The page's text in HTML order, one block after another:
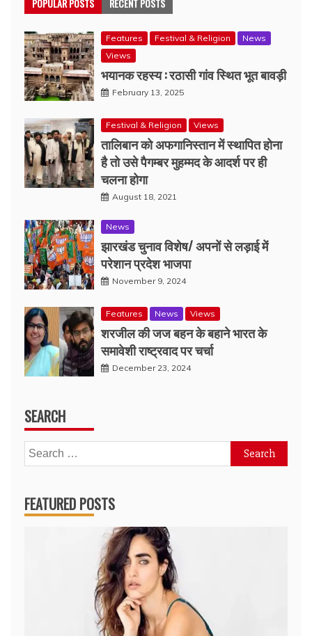
Features Festival & Religion
News
Views
भयानक रहस्य : रठासी गांव स्थित भूत बावड़ी
February 13, 2025
Festival & Religion Views
तालिबान को अफगानिस्तान में स्थापित होना
है तो उसे पैगम्बर मुहम्मद के आदर्श पर ही
चलना होगा
August 18, 2021
News
झारखंड चुनाव विशेष/ अपनों से लड़ाई में
परेशान प्रदेश भाजपा
November 9, 2024
Features News Views
शरजील की जज बहन के बहाने भारत के
समावेशी राष्ट्रवाद पर चर्चा
December 23, 2024
SEARCH
Search
for:
FEATURED POSTS